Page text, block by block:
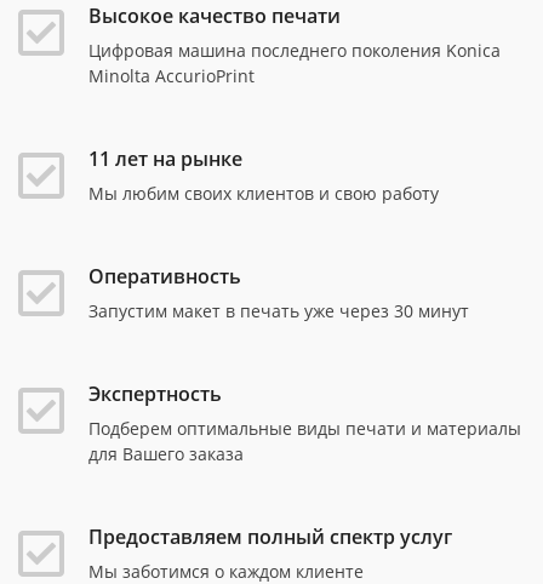
Высокое качество печати
Цифровая машина последнего поколения Konica
Minolta AccurioPrint
11 лет на рынке
Мы любим своих клиентов и свою работу
Оперативность
Запустим макет в печать уже через 30 минут
Экспертность
Подберем оптимальные виды печати и материалы
для Вашего заказа
Предоставляем полный спектр услуг
Мы заботимся о каждом клиенте